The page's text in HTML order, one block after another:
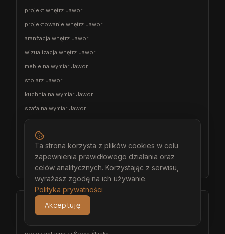
projekt wnętrz Jawor
projektowanie wnętrz Jawor
aranżacja wnętrz Jawor
wizualizacja wnętrz Jawor
meble na wymiar Jawor
stolarz Jawor
kuchnia na wymiar Jawor
szafa na wymiar Jawor
wiatrołap na wymiar Jawor
meble łazienkowe na wymiar Jawor
meble pokojowe na wymiar Jawor
Środa Śląska
Ta strona korzysta z plików cookies w celu
zapewnienia prawidłowego działania oraz
celów analitycznych. Korzystając z serwisu,
wyrażasz zgodę na ich używanie.
Polityka prywatności
Akceptuję